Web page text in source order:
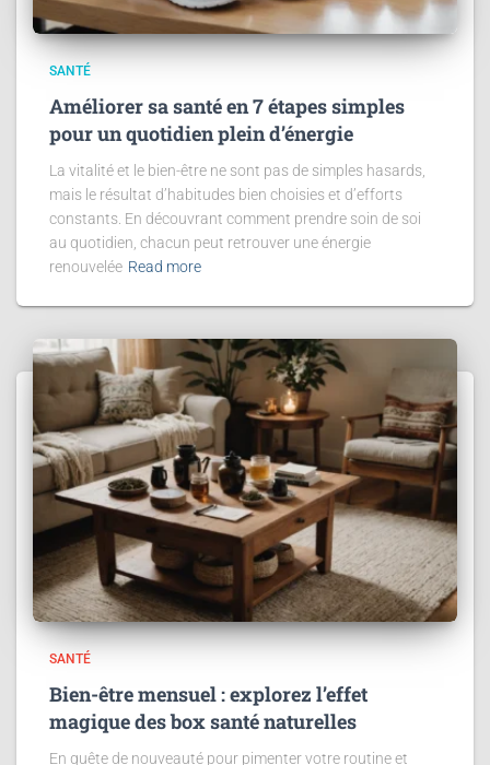
SANTÉ
Améliorer sa santé en 7 étapes simples
pour un quotidien plein d’énergie
La vitalité et le bien-être ne sont pas de simples hasards,
mais le résultat d’habitudes bien choisies et d’efforts
constants. En découvrant comment prendre soin de soi
au quotidien, chacun peut retrouver une énergie
renouvelée Read more
SANTÉ
Bien-être mensuel : explorez l’effet
magique des box santé naturelles
En quête de nouveauté pour pimenter votre routine et